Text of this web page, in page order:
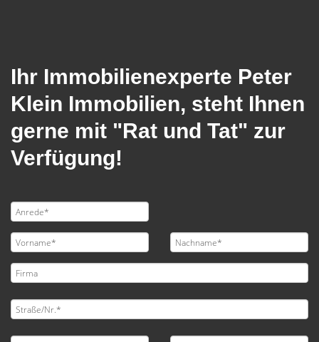
Ihr Immobilienexperte Peter
Klein Immobilien, steht Ihnen
gerne mit "Rat und Tat" zur
Verfügung!